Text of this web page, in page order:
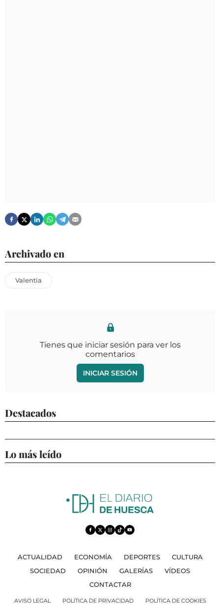
Archivado en
Valentia
Tienes que iniciar sesión para ver los
comentarios
INICIAR SESIÓN
Destacados
Lo más leído
ACTUALIDAD ECONOMÍA DEPORTES
CULTURA
SOCIEDAD
OPINIÓN GALERÍAS
VÍDEOS
CONTACTAR
AVISO LEGAL POLÍTICA DE PRIVACIDAD POLÍTICA DE COOKIES